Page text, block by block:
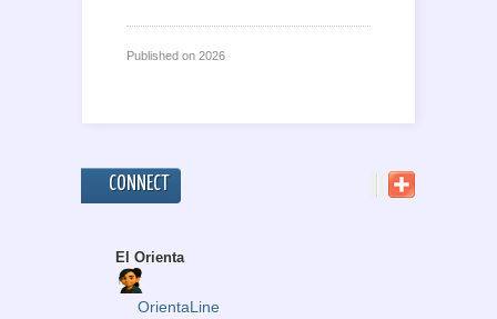
Published on 2026
CONNECT
El Orienta
OrientaLine